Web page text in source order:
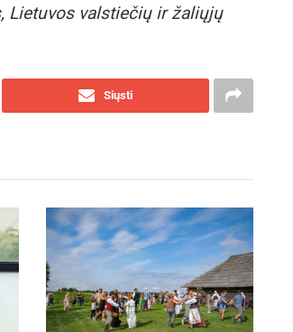
Lietuvos valstiečių ir žaliųjų
Siųsti